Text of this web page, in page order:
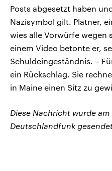
Posts abgesetzt haben
Nazisymbol gilt. Platner,
wies alle Vorwürfe wegen
einem Video betonte er,
Schuldeingeständnis. –
ein Rückschlag. Sie
in Maine einen Sitz zu
Diese Nachricht wurde
Deutschlandfunk